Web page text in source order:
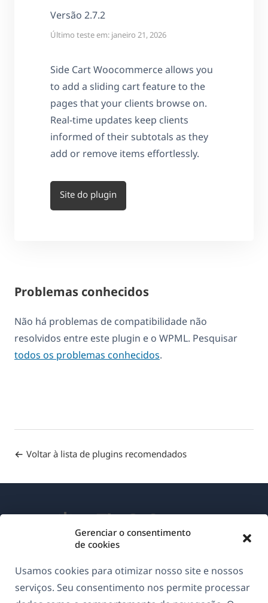
Gerenciar o consentimento
de cookies
Usamos cookies para otimizar nosso site e nossos
serviços. Seu consentimento nos permite processar
Versão 2.7.2
Último teste em: janeiro 21, 2026
Side Cart Woocommerce allows you
to add a sliding cart feature to the
pages that your clients browse on.
Real-time updates keep clients
informed of their subtotals as they
add or remove items effortlessly.
Site do plugin
Problemas conhecidos
Não há problemas de compatibilidade não
resolvidos entre este plugin e o WPML. Pesquisar
todos os problemas conhecidos.
Voltar à lista de plugins recomendados
GDPR & Política de Privacidade